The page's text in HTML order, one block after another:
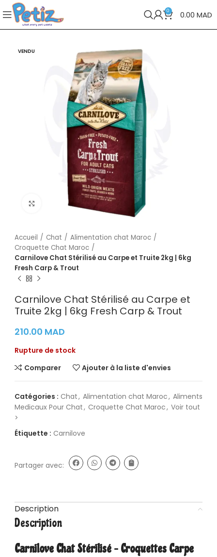
0 0.00 MAD
VENDU
Cliquez pour agrandir
Accueil Chat
Alimentation chat Maroc
Croquette Chat Maroc
Carnilove Chat Stérilisé au Carpe et Truite 2kg | 6kg
Fresh Carp & Trout
Carnilove Chat Stérilisé au Carpe et
Truite 2kg | 6kg Fresh Carp & Trout
210.00 MAD
Rupture de stock
Comparer
Ajouter à la liste d'envies
Catégories : Chat, Alimentation chat Maroc, Aliments
Medicaux Pour Chat, Croquette Chat Maroc, Voir tout
>
Étiquette : Carnilove
Partager avec:
Description
Description
Carnilove Chat Stérilisé – Croquettes Carpe